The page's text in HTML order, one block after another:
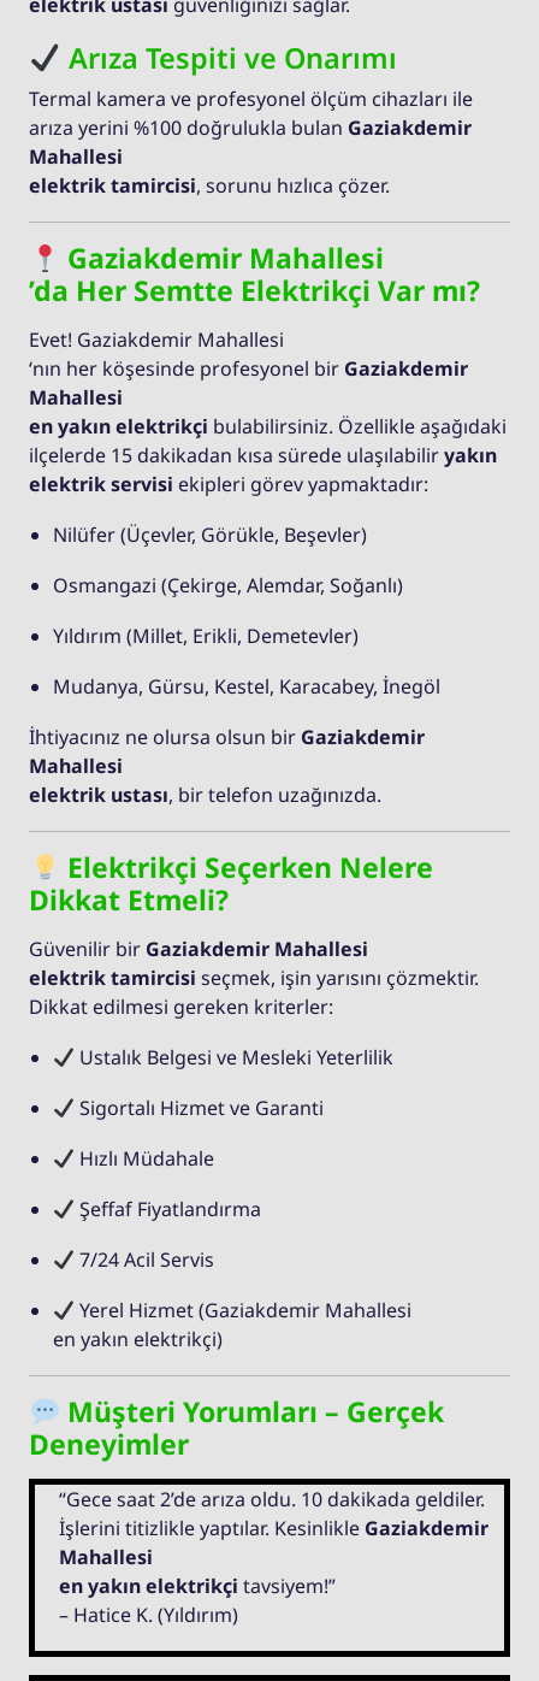
elektrik ustası güvenliğinizi sağlar.
Arıza Tespiti ve Onarımı
Termal kamera ve profesyonel ölçüm cihazları ile
arıza yerini %100 doğrulukla bulan Gaziakdemir
Mahallesi
elektrik tamircisi, sorunu hızlıca çözer.
Gaziakdemir Mahallesi
’da Her Semtte Elektrikçi Var mı?
Evet! Gaziakdemir Mahallesi
‘nın her köşesinde profesyonel bir Gaziakdemir
Mahallesi
en yakın elektrikçi bulabilirsiniz. Özellikle aşağıdaki
ilçelerde 15 dakikadan kısa sürede ulaşılabiliryakın
elektrik servisi ekipleri görev yapmaktadır:
Nilüfer (Üçevler, Görükle, Beşevler)
Osmangazi (Çekirge, Alemdar, Soğanlı)
Yıldırım (Millet, Erikli, Demetevler)
Mudanya, Gürsu, Kestel, Karacabey, İnegöl
İhtiyacınız ne olursa olsun bir Gaziakdemir
Mahallesi
elektrik ustası, bir telefon uzağınızda.
Elektrikçi Seçerken Nelere
Dikkat Etmeli?
Güvenilir bir Gaziakdemir Mahallesi
elektrik tamircisi seçmek, işin yarısını çözmektir.
Dikkat edilmesi gereken kriterler:
Ustalık Belgesi ve Mesleki Yeterlilik
Sigortalı Hizmet ve Garanti
Hızlı Müdahale
Şeffaf Fiyatlandırma
7/24 Acil Servis
Yerel Hizmet (Gaziakdemir Mahallesi
en yakın elektrikçi)
Müşteri Yorumları – Gerçek
Deneyimler
“Gece saat 2’de arıza oldu. 10 dakikada geldiler.
İşlerini titizlikle yaptılar. Kesinlikle Gaziakdemir
Mahallesi
en yakın elektrikçi tavsiyem!”
– Hatice K. (Yıldırım)